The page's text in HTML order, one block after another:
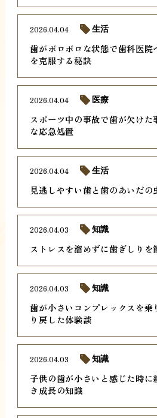
歯がボロボロな状態で歯科医院
を克服する秘訣
2026.04.04 生活
スポーツ中の事故で歯が欠けた
な応急処置
2026.04.04 医療
見逃しやすい歯と歯のあいだの
2026.04.04 生活
ストレスを溜めずに歯ぎしりを
2026.04.03 知識
歯が小さいコンプレックスを乗
り戻した体験談
2026.04.03 知識
子供の歯が小さいと感じた時に
き成長の知識
2026.04.03 知識